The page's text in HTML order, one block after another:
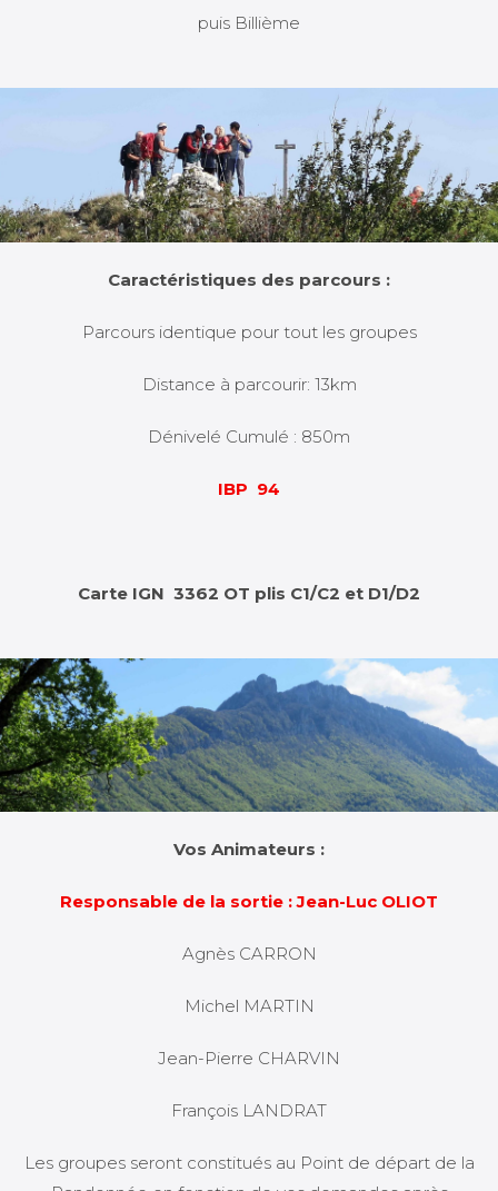
puis Billième
Caractéristiques des parcours :
Parcours identique pour tout les groupes
Distance à parcourir: 13km
Dénivelé Cumulé : 850m
IBP 94
Carte IGN 3362 OT plis C1/C2 et D1/D2
Vos Animateurs :
Responsable de la sortie : Jean-Luc OLIOT
Agnès CARRON
Michel MARTIN
Jean-Pierre CHARVIN
François LANDRAT
Les groupes seront constitués au Point de départ de la